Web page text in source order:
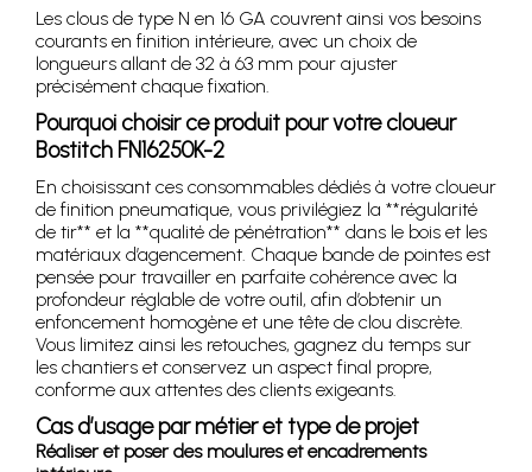
Les clous de type N en 16 GA couvrent ainsi vos besoins
courants en finition intérieure, avec un choix de
longueurs allant de 32 à 63 mm pour ajuster
précisément chaque fixation.
Pourquoi choisir ce produit pour votre cloueur
Bostitch FN16250K-2
En choisissant ces consommables dédiés à votre cloueur
de finition pneumatique, vous privilégiez la **régularité
de tir** et la **qualité de pénétration** dans le bois et les
matériaux d’agencement. Chaque bande de pointes est
pensée pour travailler en parfaite cohérence avec la
profondeur réglable de votre outil, afin d’obtenir un
enfoncement homogène et une tête de clou discrète.
Vous limitez ainsi les retouches, gagnez du temps sur
les chantiers et conservez un aspect final propre,
conforme aux attentes des clients exigeants.
Cas d’usage par métier et type de projet
Réaliser et poser des moulures et encadrements